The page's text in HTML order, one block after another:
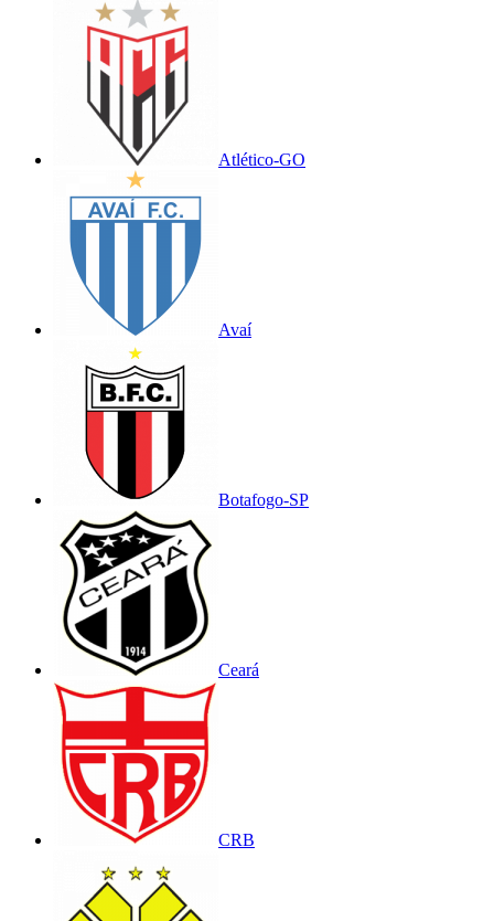
Atlético-GO
Avaí
Botafogo-SP
Ceará
CRB